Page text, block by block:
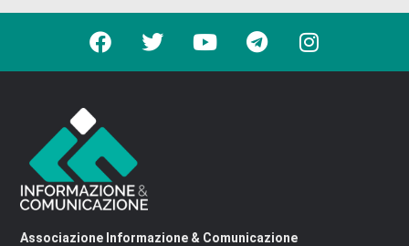
Associazione Informazione & Comunicazione